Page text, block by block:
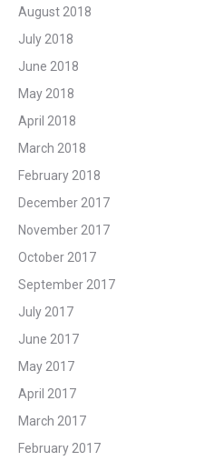
August 2018
July 2018
June 2018
May 2018
April 2018
March 2018
February 2018
December 2017
November 2017
October 2017
September 2017
July 2017
June 2017
May 2017
April 2017
March 2017
February 2017